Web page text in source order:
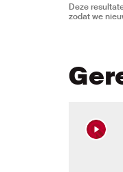
Deze
zodat we